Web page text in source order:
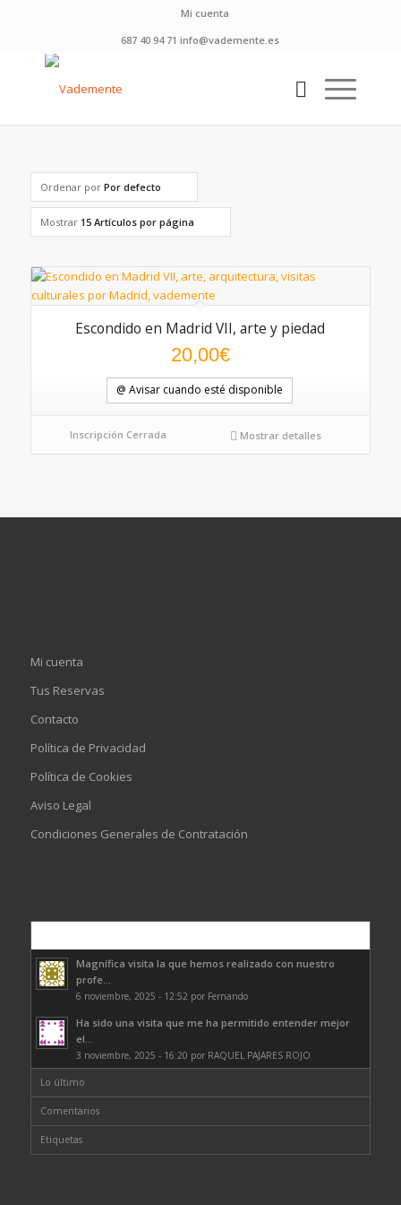
Mi cuenta
687 40 94 71 info@vademente.es
Ordenar por Por defecto
Mostrar 15 Artículos por página
Escondido en Madrid VII, arte y piedad
20,00€
@ Avisar cuando esté disponible
Inscripción Cerrada Mostrar detalles
Mi cuenta
Tus Reservas
Contacto
Política de Privacidad
Política de Cookies
Aviso Legal
Condiciones Generales de Contratación
Magnífica visita la que hemos realizado con nuestro
profe...
6 noviembre, 2025 - 12:52 por Fernando
Ha sido una visita que me ha permitido entender mejor
el...
3 noviembre, 2025 - 16:20 por RAQUEL PAJARES ROJO
Lo último
Comentarios
Etiquetas